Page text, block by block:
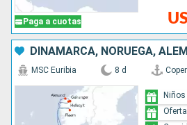
Paga a cuotas
DINAMARCA, NORUEGA,
MSC Euribia 8 d